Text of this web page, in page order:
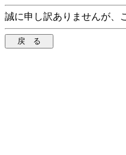
誠に申し訳ありませんが、